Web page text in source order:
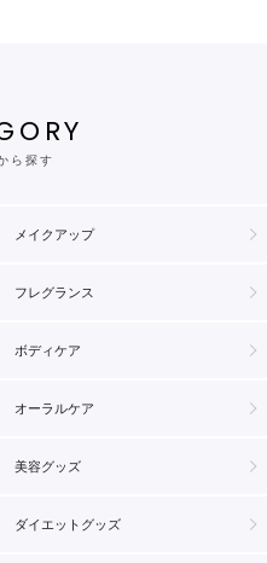
ら探す
メイクアップ
フレグランス
ボディケア
オーラルケア
美容グッズ
ダイエットグッズ